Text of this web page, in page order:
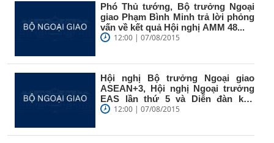
Phó Thủ tướng, Bộ trưởng Ngoại
giao Phạm Bình Minh trả lời phỏng
vấn về kết quả Hội nghị AMM 48...
12:00 | 07/08/2015
Hội nghị Bộ trưởng Ngoại giao
ASEAN+3, Hội nghị Ngoại trưởng
EAS lần thứ 5 và Diễn đàn khu
vực...12:00 | 07/08/2015